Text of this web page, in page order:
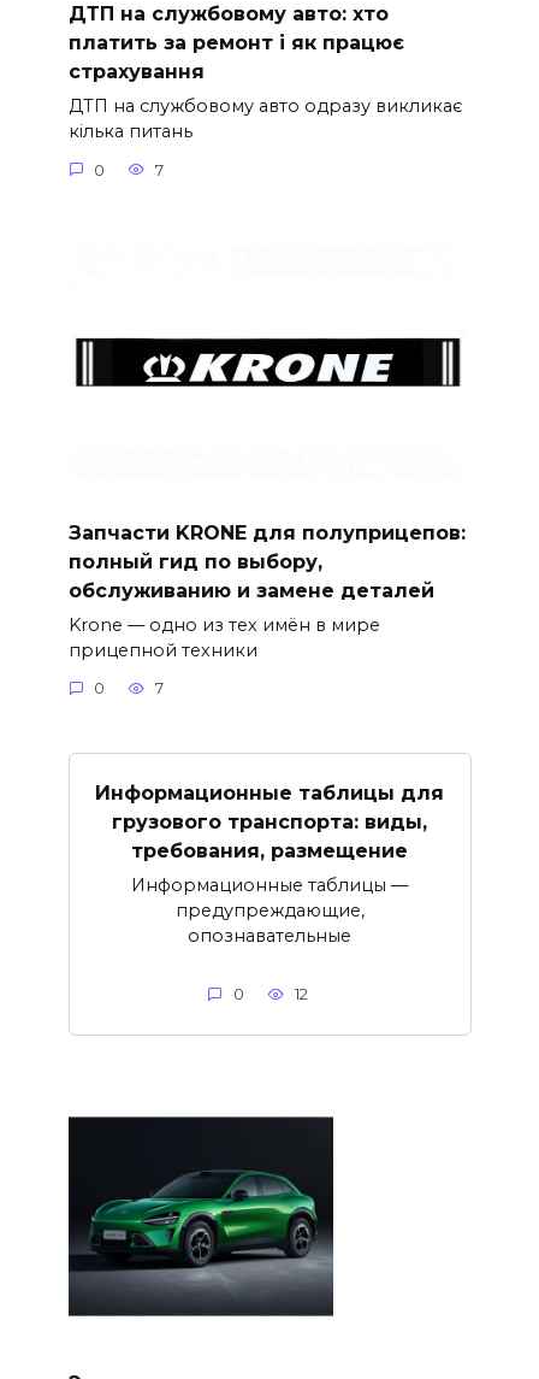
ДТП на службовому авто: хто
платить за ремонт і як працює
страхування
ДТП на службовому авто одразу викликає
кілька питань
0 7
Запчасти KRONE для полуприцепов:
полный гид по выбору,
обслуживанию и замене деталей
Krone — одно из тех имён в мире
прицепной техники
0 7
Информационные таблицы для
грузового транспорта: виды,
требования, размещение
Информационные таблицы —
предупреждающие,
опознавательные
0 12